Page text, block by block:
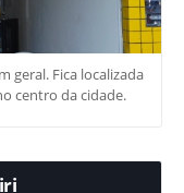
geral. Fica localizada
centro da cidade.